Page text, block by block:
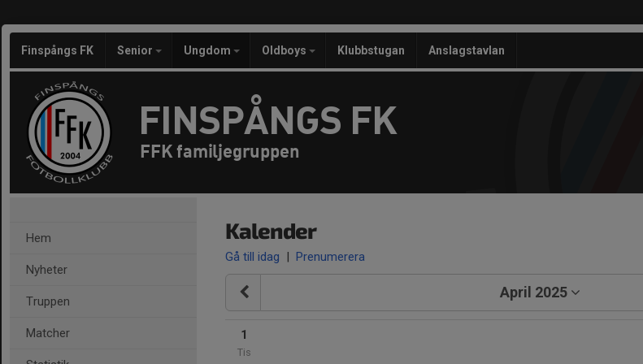
Finspångs FK Senior Ungdom Oldboys Klubbstugan Anslagstavlan
FINSPÅNGS FK
FFK familjegruppen
Hem
Nyheter
Truppen
Matcher
Kalender
Gå till idag | Prenumerera
April 2025
1
Tis